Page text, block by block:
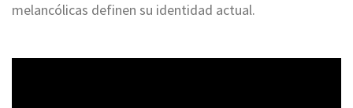
melancólicas definen su identidad actual.